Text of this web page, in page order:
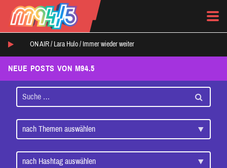
ON AIR / Lara Hulo / Immer wieder weiter
NEUE POSTS VON M94.5